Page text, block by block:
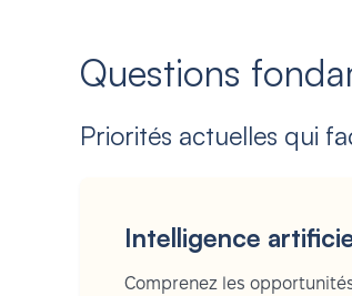
Questions
Priorités actuelles qui
Intelligence
Comprenez les